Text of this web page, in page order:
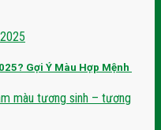
Gợi Ý Màu Hợp Mệnh
màu tương sinh – tương